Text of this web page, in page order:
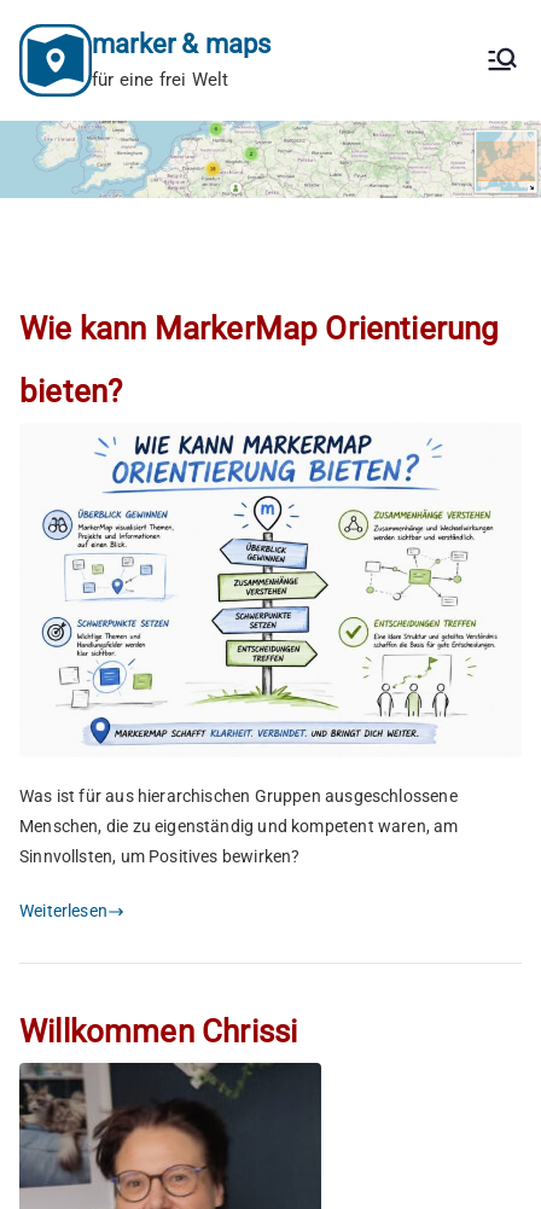
Inhalt
springen
marker & maps
für eine frei Welt
Wie kann MarkerMap Orientierung
bieten?
Was ist für aus hierarchischen Gruppen ausgeschlossene
Menschen, die zu eigenständig und kompetent waren, am
Sinnvollsten, um Positives bewirken?
Weiterlesen
Willkommen Chrissi